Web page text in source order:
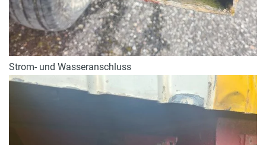
Strom- und Wasseranschluss